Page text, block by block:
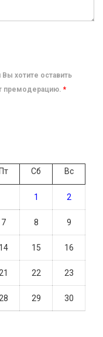
хотите оставить
премодерацию. *
Пт Сб Вс
1 2
7 8 9
14 15 16
22 23
29 30